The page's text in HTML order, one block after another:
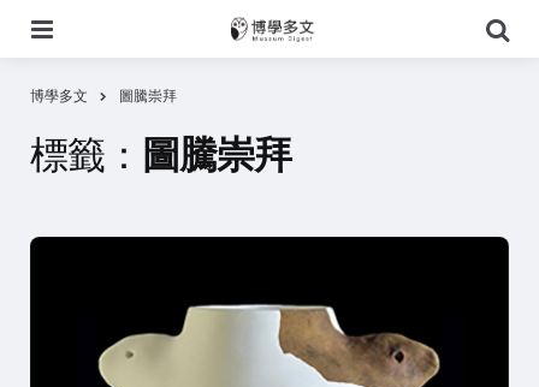
尋
博學多文 圖騰崇拜
標籤： 圖騰崇拜